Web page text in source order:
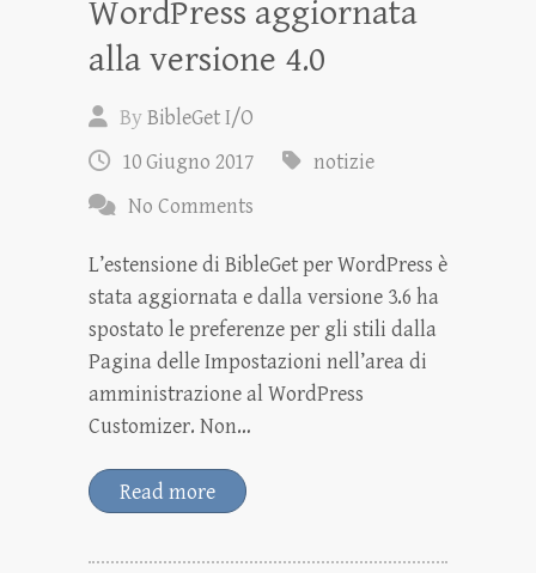
WordPress aggiornata
alla versione 4.0
ByBibleGet I/O
10 Giugno 2017
notizie
No Comments
L’estensione di BibleGet per WordPress è
stata aggiornata e dalla versione 3.6 ha
spostato le preferenze per gli stili dalla
Pagina delle Impostazioni nell’area di
amministrazione al WordPress
Customizer. Non…
Read more